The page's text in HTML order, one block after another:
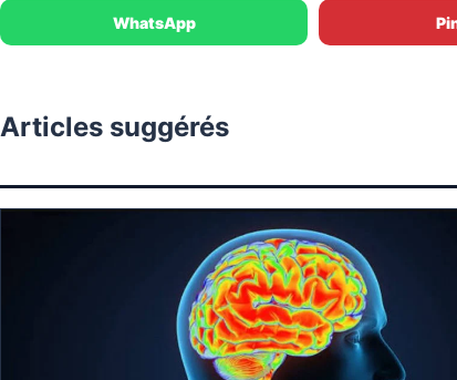
WhatsApp
Articles suggérés